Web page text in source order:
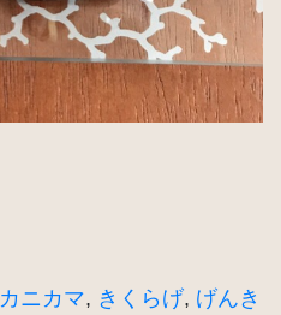
カニカマ, きくらげ, げんき